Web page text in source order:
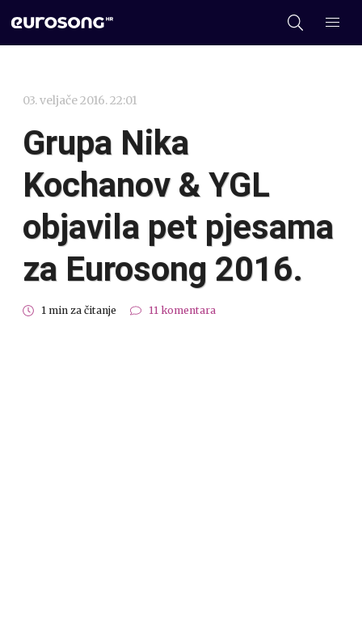
03. veljače 2016. 22:01
Grupa Nika
Kochanov & YGL
objavila pet pjesama
za Eurosong 2016.
1 min za čitanje 11 komentara